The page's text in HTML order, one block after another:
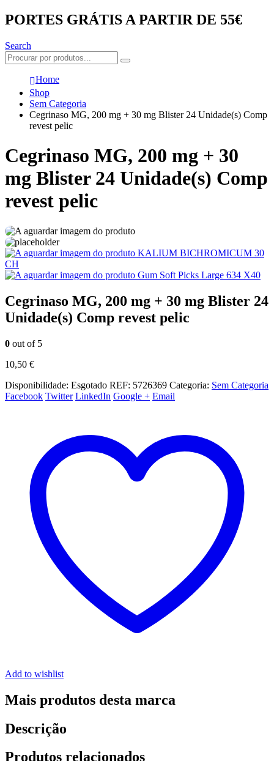
PORTES GRÁTIS A PARTIR DE 55€
Search
Home
Shop
Sem Categoria
Cegrinaso MG, 200 mg + 30 mg Blister 24 Unidade(s) Comp
revest pelic
Cegrinaso MG, 200 mg + 30
mg Blister 24 Unidade(s) Comp
revest pelic
KALIUM BICHROMICUM 30
CH
Gum Soft Picks Large 634 X40
Cegrinaso MG, 200 mg + 30 mg Blister 24
Unidade(s) Comp revest pelic
0 out of 5
10,50 €
Disponibilidade: Esgotado REF: 5726369 Categoria: Sem Categoria
Facebook Twitter LinkedIn Google + Email
Add to wishlist
Mais produtos desta marca
Descrição
Produtos relacionados